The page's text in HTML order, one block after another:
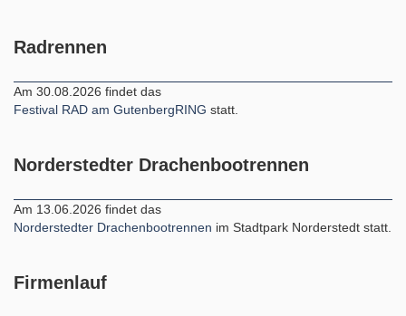
Radrennen
Am 30.08.2026 findet das
Festival RAD am GutenbergRING statt.
Norderstedter Drachenbootrennen
Am 13.06.2026 findet das
Norderstedter Drachenbootrennen im Stadtpark Norderstedt statt.
Firmenlauf